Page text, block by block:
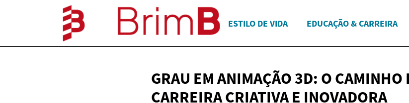
ESTILO DE VIDA EDUCAÇÃO & CARREIRA
GRAU EM ANIMAÇÃO 3D: O CAMINHO
CARREIRA CRIATIVAE INOVADORA